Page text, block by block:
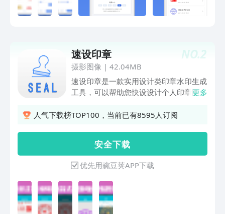
NO.2
速设印章
摄影图像 | 42.04MB
速设印章是一款实用设计类印章水印生成
工具，可以帮助您快设设计个人印章图
样式丰富多样，包括圆形印章、方形印
内容、印章字体大小，边距，文本效果，
一键分享一键下载，方便快捷！
更多
人气下载榜TOP100，当前已有8595人订阅
安 全 下 载
优先用豌豆荚APP下载